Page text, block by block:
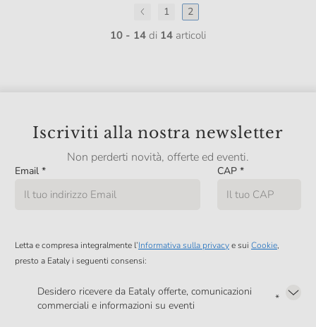
1 2
10 - 14 di 14 articoli
Iscriviti alla nostra newsletter
Non perderti novità, offerte ed eventi.
Email * CAP *
Letta e compresa integralmente l’Informativa sulla privacye sui Cookie,
presto a Eataly i seguenti consensi:
Desidero ricevere da Eataly offerte, comunicazioni
commerciali e informazioni su eventi
*